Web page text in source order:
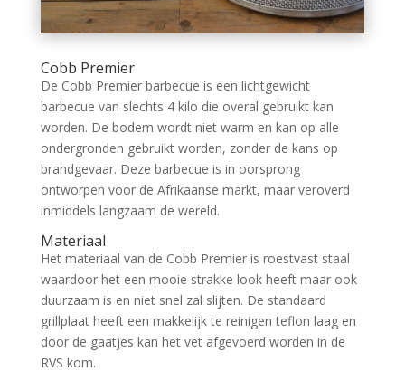
Cobb Premier
De Cobb Premier barbecue is een lichtgewicht
barbecue van slechts 4 kilo die overal gebruikt kan
worden. De bodem wordt niet warm en kan op alle
ondergronden gebruikt worden, zonder de kans op
brandgevaar. Deze barbecue is in oorsprong
ontworpen voor de Afrikaanse markt, maar veroverd
inmiddels langzaam de wereld.
Materiaal
Het materiaal van de Cobb Premier is roestvast staal
waardoor het een mooie strakke look heeft maar ook
duurzaam is en niet snel zal slijten. De standaard
grillplaat heeft een makkelijk te reinigen teflon laag en
door de gaatjes kan het vet afgevoerd worden in de
RVS kom.